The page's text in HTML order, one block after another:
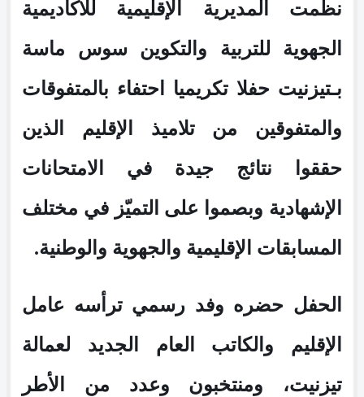
نظمت المديرية الإقليمية للأكاديمية
الجهوية للتربية والتكوين سوس ماسة
بـتيزنيت حفلا تكريميا احتفاء بالمتفوقات
والمتفوقين من تلاميذ الإقليم الذين
حققوا نتائج جيدة في الامتحانات
الإشهادية وبصموا على التميّز في مختلف
المسابقات الإقليمية والجهوية والوطنية.
الحفل حضره وفد رسمي ترأسه عامل
الإقليم والكاتب العام الجديد لعمالة
تيزنيت، ومنتخبون وعدد من الأطر